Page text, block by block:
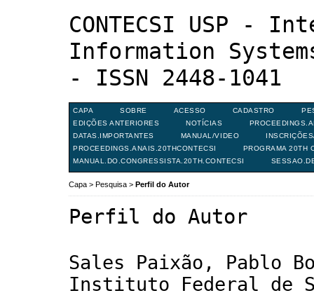
CONTECSI USP -
Information
- ISSN 2448-1041
CAPA SOBRE ACESSO CADASTRO
EDIÇÕES ANTERIORES
NOTÍCIAS
DATAS.IMPORTANTES
MANUAL/VIDEO
PROCEEDINGS.ANAIS.20THCONTECSI
PROGRAMA 20TH
MANUAL.DO.CONGRESSISTA.20TH.CONTECSI
Capa > Pesquisa > Perfil do Autor
Perfil do Autor
Sales Paixão, Pablo
Instituto Federal de